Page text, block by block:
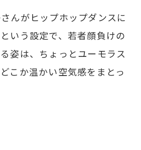
んがヒップホップダンスに
いう設定で、若者顔負けの
姿は、ちょっとユーモラス
こか温かい空気感をまとっ